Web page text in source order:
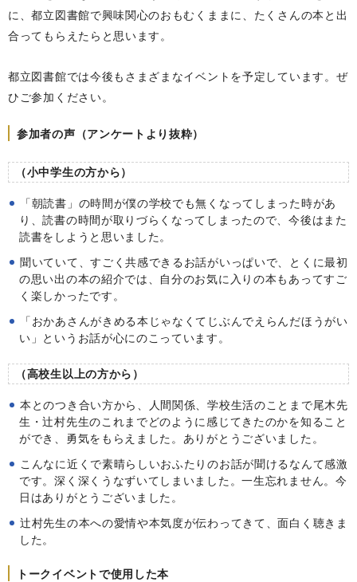
に、都立図書館で興味関心のおもむくままに、たくさんの本と出
合ってもらえたらと思います。
都立図書館では今後もさまざまなイベントを予定しています。ぜ
ひご参加ください。
参加者の声（アンケートより抜粋）
（小中学生の方から）
「朝読書」の時間が僕の学校でも無くなってしまった時があ
り、読書の時間が取りづらくなってしまったので、今後はまた
読書をしようと思いました。
聞いていて、すごく共感できるお話がいっぱいで、とくに最初
の思い出の本の紹介では、自分のお気に入りの本もあってすご
く楽しかったです。
「おかあさんがきめる本じゃなくてじぶんでえらんだほうがい
い」というお話が心にのこっています。
（高校生以上の方から）
本とのつき合い方から、人間関係、学校生活のことまで尾木先
生・辻村先生のこれまでどのように感じてきたのかを知ること
ができ、勇気をもらえました。ありがとうございました。
こんなに近くで素晴らしいおふたりのお話が聞けるなんて感激
です。深く深くうなずいてしまいました。一生忘れません。今
日はありがとうございました。
辻村先生の本への愛情や本気度が伝わってきて、面白く聴きま
した。
トークイベントで使用した本